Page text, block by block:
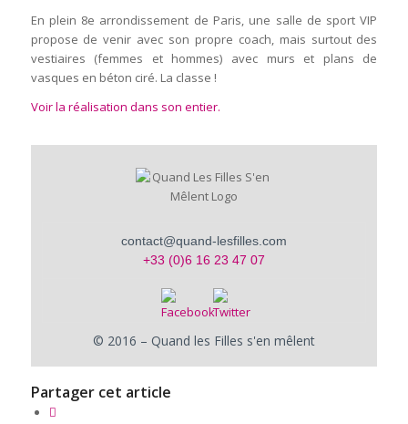
En plein 8e arrondissement de Paris, une salle de sport VIP
propose de venir avec son propre coach, mais surtout des
vestiaires (femmes et hommes) avec murs et plans de
vasques en béton ciré. La classe !
Voir la réalisation dans son entier.
contact@quand-lesfilles.com
+33 (0)6 16 23 47 07
© 2016 – Quand les Filles s'en mêlent
Partager cet article